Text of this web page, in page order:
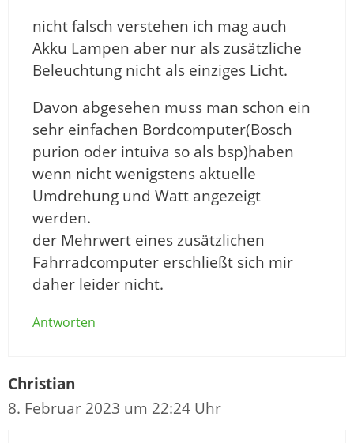
nicht falsch verstehen ich mag auch
Akku Lampen aber nur als zusätzliche
Beleuchtung nicht als einziges Licht.
Davon abgesehen muss man schon ein
sehr einfachen Bordcomputer(Bosch
purion oder intuiva so als bsp)haben
wenn nicht wenigstens aktuelle
Umdrehung und Watt angezeigt
werden.
der Mehrwert eines zusätzlichen
Fahrradcomputer erschließt sich mir
daher leider nicht.
Antworten
Christian
8. Februar 2023 um 22:24 Uhr